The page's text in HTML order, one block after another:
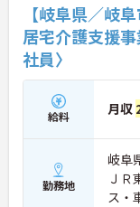
【岐阜県／岐
居宅介護支援
社員〉
給料 月収
勤務地
岐阜
ＪＲ
ス・